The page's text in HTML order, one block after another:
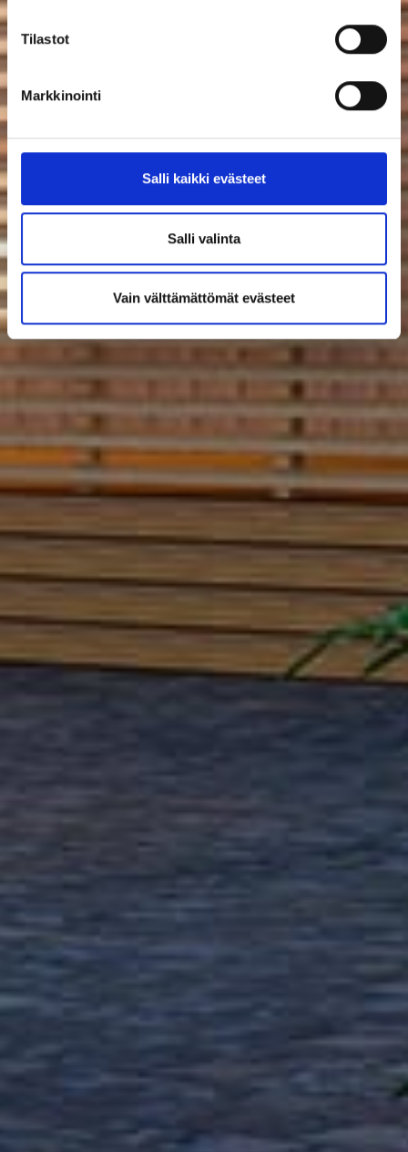
Tilastot
Markkinointi
Salli kaikki evästeet
Salli valinta
Vain välttämättömät evästeet